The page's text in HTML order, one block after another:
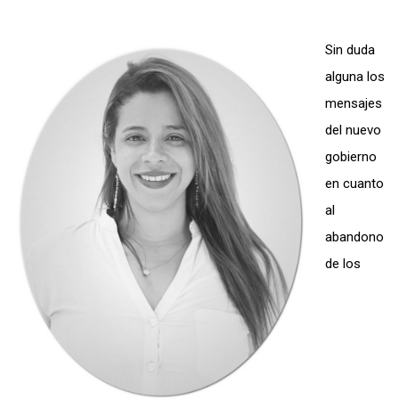
Sin duda
alguna los
mensajes
del nuevo
gobierno
en cuanto
al
abandono
de los